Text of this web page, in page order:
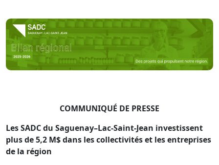
COMMUNIQUÉ DE PRESSE
Les SADC du Saguenay–Lac-Saint-Jean investissent
plus de 5,2 M$ dans les collectivités et les entreprises
de la région